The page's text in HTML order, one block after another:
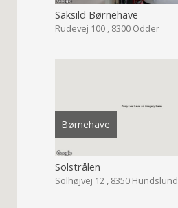
Saksild Børnehave
Rudevej 100 , 8300 Odder
Børnehave
Solstrålen
Solhøjvej 12 , 8350 Hundslund